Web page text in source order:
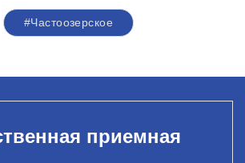
#Частоозерское
приемная